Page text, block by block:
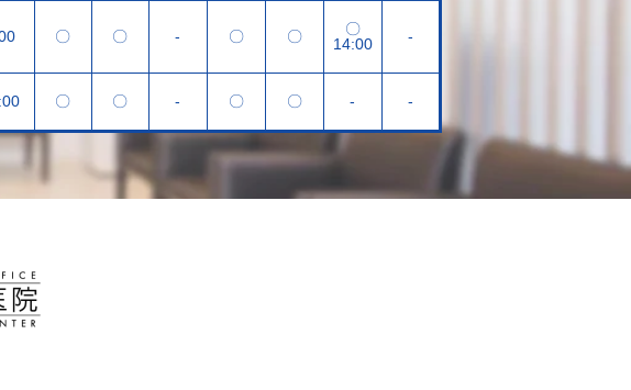
〇 〇 - 〇 〇
〇
14:00
-
〇 〇 - 〇 〇 - -